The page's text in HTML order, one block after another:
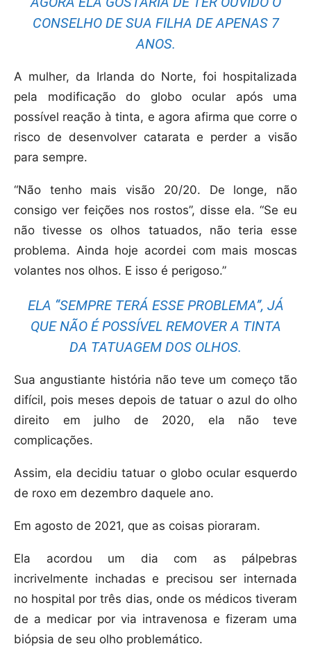
CONSELHO DE SUA FILHA DE APENAS 7
ANOS.
A mulher, da Irlanda do Norte, foi hospitalizada
pela modificação do globo ocular após uma
possível reação à tinta, e agora afirma que corre o
risco de desenvolver catarata e perder a visão
para sempre.
“Não tenho mais visão 20/20. De longe, não
consigo ver feições nos rostos”, disse ela. “Se eu
não tivesse os olhos tatuados, não teria esse
problema. Ainda hoje acordei com mais moscas
volantes nos olhos. E isso é perigoso.”
ELA “SEMPRE TERÁ ESSE PROBLEMA”, JÁ
QUE NÃO É POSSÍVEL REMOVER A TINTA
DA TATUAGEM DOS OLHOS.
Sua angustiante história não teve um começo tão
difícil, pois meses depois de tatuar o azul do olho
direito em julho de 2020, ela não teve
complicações.
Assim, ela decidiu tatuar o globo ocular esquerdo
de roxo em dezembro daquele ano.
Em agosto de 2021, que as coisas pioraram.
Ela acordou um dia com as pálpebras
incrivelmente inchadas e precisou ser internada
no hospital por três dias, onde os médicos tiveram
de a medicar por via intravenosa e fizeram uma
biópsia de seu olho problemático.